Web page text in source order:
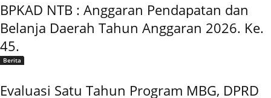
BPKAD NTB : Anggaran Pendapatan dan
Belanja Daerah Tahun Anggaran 2026. Ke.
45.
Berita
Evaluasi Satu Tahun Program MBG, DPRD